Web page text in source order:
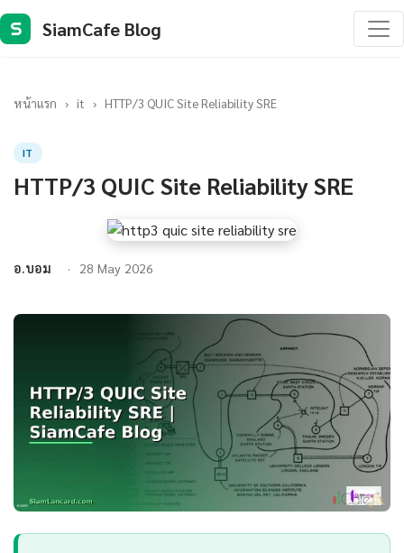
S SiamCafe Blog
หน้าแรก › it › HTTP/3 QUIC Site Reliability SRE
IT
HTTP/3 QUIC Site Reliability SRE
อ.บอม 28 May 2026